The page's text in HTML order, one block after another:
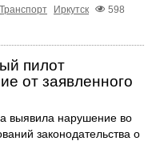
Транспорт Иркутск
598
пилот
от заявленного
выявила нарушение во
законодательства о